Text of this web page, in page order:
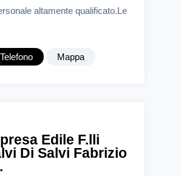
altamente qualificato.Le
Telefono Mappa
Edile F.lli
Di Salvi Fabrizio